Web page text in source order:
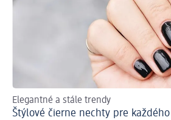
Elegantné a stále trendy
Štýlové čierne nechty pre každého